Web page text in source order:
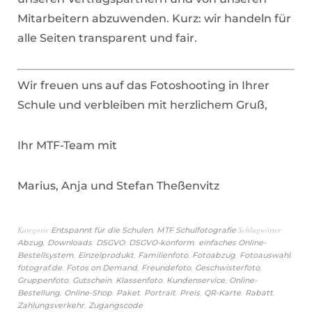
Mitarbeitern abzuwenden. Kurz: wir handeln für
alle Seiten transparent und fair.
Wir freuen uns auf das Fotoshooting in Ihrer
Schule und verbleiben mit herzlichem Gruß,
Ihr MTF-Team mit
Marius, Anja und Stefan Theßenvitz
Kategorie Entspannt für die Schulen, MTF Schulfotografie Schlagwörter
Abzug Downloads DSGVO, DSGVO-konform einfaches Online-
Bestellsystem Einzelprodukt Familienfoto, Fotoabzug Fotoauswahl,
fotograf.de Fotos on Demand, Freundefoto, Geschwisterfoto,
Gruppenfoto, Gutschein, Klassenfoto, Kundenservice Online-
Bestellung Online-Shop Paket Portrait Preis QR-Karte Rabatt
Zahlungsverkehr, Zugangscode